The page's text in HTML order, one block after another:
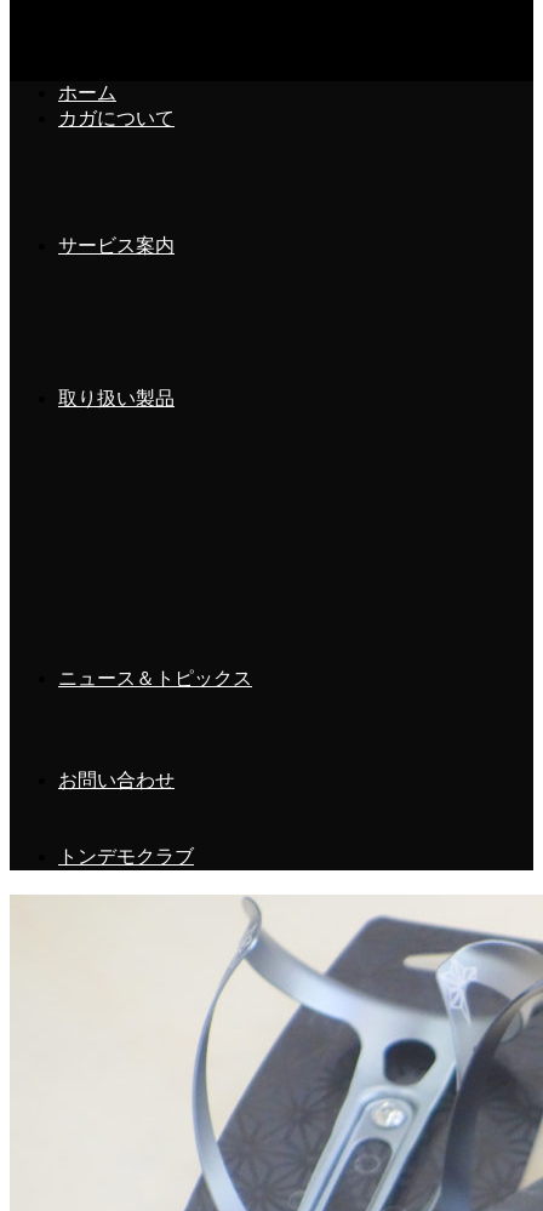
ホーム
カガについて
サービス案内
取り扱い製品
ニュース＆トピックス
お問い合わせ
トンデモクラブ
カガブログ
選！見た目&利便性&軽さ
っこいいボトルケージが欲しい！！ボトルがとりやすいボト
SUPACAZ『FLY CAGE』